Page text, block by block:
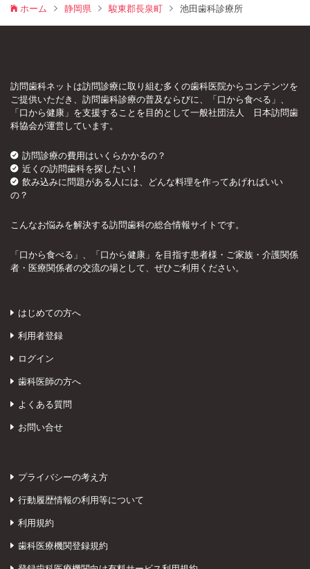
ホーム 静岡県 駿東郡長泉町 池田歯科診療所
訪問歯科ネットは訪問診療に取り組む多くの歯科医院からコンテンツを
ご提供いただき、訪問歯科診療の普及ならびに、「口から食べる」、
「口から健康」を支援することを目的として一般社団法人 日本訪問歯
科協会が運営しています。
訪問診療の費用はいくらかかるの？
近くの訪問歯科を探したい！
飲み込みに問題がある人には、どんな料理を作ってあげればいい
の？
こんなお悩みを解決する訪問歯科の総合情報サイトです。
「口から食べる」、「口から健康」を目指す患者様・ご家族・介護関係
者・医療関係者の交流の場として、ぜひご利用ください。
はじめての方へ
利用者登録
ログイン
歯科医師の方へ
よくある質問
お問い合せ
プライバシーの考え方
行動履歴情報の利用等について
利用規約
歯科医療機関登録規約